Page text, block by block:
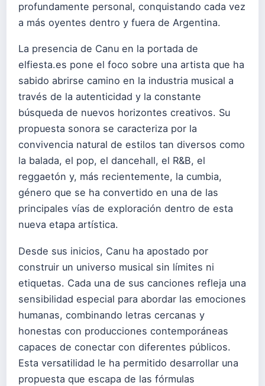
profundamente personal, conquistando cada vez
a más oyentes dentro y fuera de Argentina.
La presencia de Canu en la portada de
elfiesta.es pone el foco sobre una artista que ha
sabido abrirse camino en la industria musical a
través de la autenticidad y la constante
búsqueda de nuevos horizontes creativos. Su
propuesta sonora se caracteriza por la
convivencia natural de estilos tan diversos como
la balada, el pop, el dancehall, el R&B, el
reggaetón y, más recientemente, la cumbia,
género que se ha convertido en una de las
principales vías de exploración dentro de esta
nueva etapa artística.
Desde sus inicios, Canu ha apostado por
construir un universo musical sin límites ni
etiquetas. Cada una de sus canciones refleja una
sensibilidad especial para abordar las emociones
humanas, combinando letras cercanas y
honestas con producciones contemporáneas
capaces de conectar con diferentes públicos.
Esta versatilidad le ha permitido desarrollar una
propuesta que escapa de las fórmulas